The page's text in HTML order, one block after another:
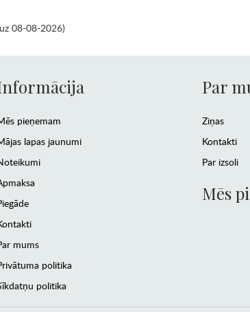
08-08-2026)
pieņemam
lapas jaunumi
mums
politika
politika
Par
Ziņas
Kontakti
Par izsoli
Mēs